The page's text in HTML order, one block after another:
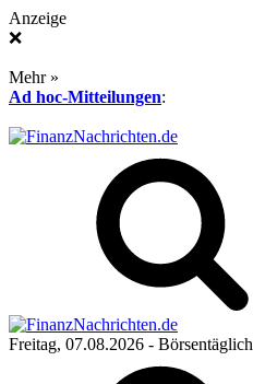
Anzeige
❌
Mehr »
Ad hoc-Mitteilungen:
Freitag, 07.08.2026 -